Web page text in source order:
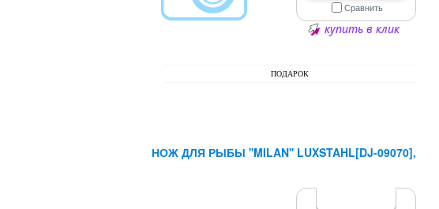
ПОДАРОК
Сравнить
купить в клик
НОЖ ДЛЯ РЫБЫ ''MILAN'' LUXSTAHL[DJ-09070],